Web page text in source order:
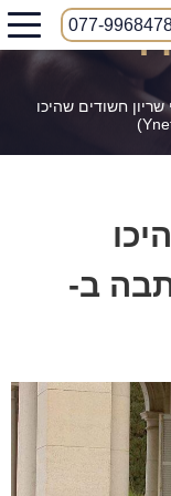
077-
שריון חשודים שהיכו
ב-